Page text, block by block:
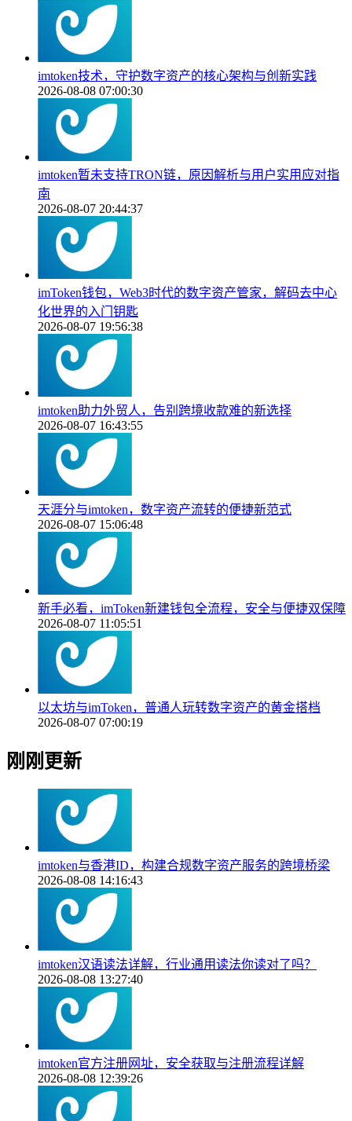
imtoken技术，守护数字资产的核心架构与创新实践
2026-08-08 07:00:30
imtoken暂未支持TRON链，原因解析与用户实用应对指
南
2026-08-07 20:44:37
imToken钱包，Web3时代的数字资产管家，解码去中心
化世界的入门钥匙
2026-08-07 19:56:38
imtoken助力外贸人，告别跨境收款难的新选择
2026-08-07 16:43:55
天涯分与imtoken，数字资产流转的便捷新范式
2026-08-07 15:06:48
新手必看，imToken新建钱包全流程，安全与便捷双保障
2026-08-07 11:05:51
以太坊与imToken，普通人玩转数字资产的黄金搭档
2026-08-07 07:00:19
刚刚更新
imtoken与香港ID，构建合规数字资产服务的跨境桥梁
2026-08-08 14:16:43
imtoken汉语读法详解，行业通用读法你读对了吗？
2026-08-08 13:27:40
imtoken官方注册网址，安全获取与注册流程详解
2026-08-08 12:39:26